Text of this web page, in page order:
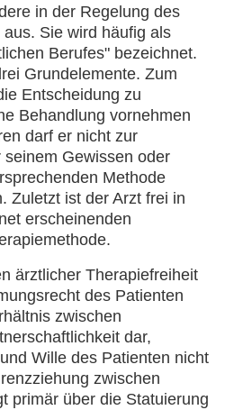
in der Regelung des
Sie wird häufig als
Berufes" bezeichnet.
Grundelemente. Zum
Entscheidung zu
Behandlung vornehmen
darf er nicht zur
Gewissen oder
Methode
Zuletzt ist der Arzt frei in
erscheinenden
ärztlicher Therapiefreiheit
des Patienten
zwischen
dar,
Wille des Patienten nicht
zwischen
primär über die Statuierung